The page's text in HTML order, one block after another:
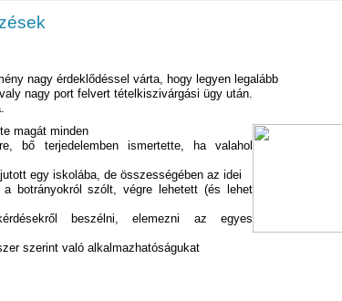
nagy érdeklődéssel várta, hogy legyen legalább
nagy port felvert tételkiszivárgási ügy után.
magát minden
bő terjedelemben ismertette, ha valahol
egy iskolába, de összességében az idei
botrányokról szólt, végre lehetett (és lehet
beszélni, elemezni az egyes
szerint való alkalmazhatóságukat